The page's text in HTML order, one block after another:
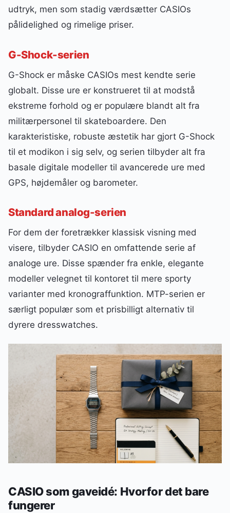
udtryk, men som stadig værdsætter CASIOs
pålidelighed og rimelige priser.
G-Shock-serien
G-Shock er måske CASIOs mest kendte serie
globalt. Disse ure er konstrueret til at modstå
ekstreme forhold og er populære blandt alt fra
militærpersonel til skateboardere. Den
karakteristiske, robuste æstetik har gjort G-Shock
til et modikon i sig selv, og serien tilbyder alt fra
basale digitale modeller til avancerede ure med
GPS, højdemåler og barometer.
Standard analog-serien
For dem der foretrækker klassisk visning med
visere, tilbyder CASIO en omfattende serie af
analoge ure. Disse spænder fra enkle, elegante
modeller velegnet til kontoret til mere sporty
varianter med kronograffunktion. MTP-serien er
særligt populær som et prisbilligt alternativ til
dyrere dresswatches.
CASIO som gaveidé: Hvorfor det bare
fungerer